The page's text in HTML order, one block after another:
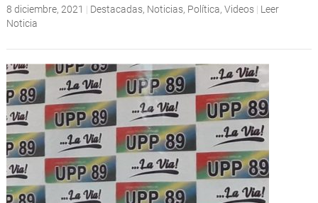
8 diciembre, 2021 | Destacadas, Noticias, Política, Videos | Leer
Noticia